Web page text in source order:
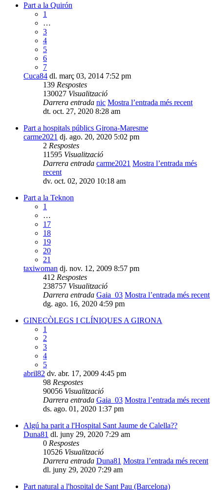
Part a la Quirón
1
…
3
4
5
6
7
Cuca84 dl. març 03, 2014 7:52 pm
139 Respostes
130027 Visualització
Darrera entrada nic Mostra l’entrada més recent
dt. oct. 27, 2020 8:28 am
Part a hospitals públics Girona-Maresme
carme2021 dj. ago. 20, 2020 5:02 pm
2 Respostes
11595 Visualització
Darrera entrada carme2021 Mostra l’entrada més
recent
dv. oct. 02, 2020 10:18 am
Part a la Teknon
1
…
17
18
19
20
21
taxiwoman dj. nov. 12, 2009 8:57 pm
412 Respostes
238757 Visualització
Darrera entrada Gaia_03 Mostra l’entrada més recent
dg. ago. 16, 2020 4:59 pm
GINECÒLEGS I CLÍNIQUES A GIRONA
1
2
3
4
5
abril82 dv. abr. 17, 2009 4:45 pm
98 Respostes
90056 Visualització
Darrera entrada Gaia_03 Mostra l’entrada més recent
ds. ago. 01, 2020 1:37 pm
Algú ha parit a l'Hospital Sant Jaume de Calella??
Duna81 dl. juny 29, 2020 7:29 am
0 Respostes
10526 Visualització
Darrera entrada Duna81 Mostra l’entrada més recent
dl. juny 29, 2020 7:29 am
Part natural a l'hospital de Sant Pau (Barcelona)